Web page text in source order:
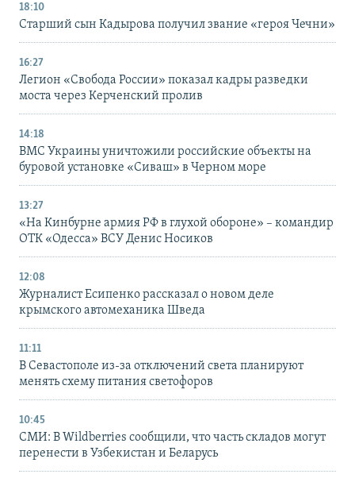
18:10
Старший сын Кадырова получил звание «героя Чечни»
16:27
Легион «Свобода России» показал кадры разведки
моста через Керченский пролив
14:18
ВМС Украины уничтожили российские объекты на
буровой установке «Сиваш» в Черном море
13:27
«На Кинбурне армия РФ в глухой обороне» – командир
ОТК «Одесса» ВСУ Денис Носиков
12:08
Журналист Есипенко рассказал о новом деле
крымского автомеханика Шведа
11:11
В Севастополе из-за отключений света планируют
менять схему питания светофоров
10:45
СМИ: В Wildberries сообщили, что часть складов могут
перенести в Узбекистан и Беларусь